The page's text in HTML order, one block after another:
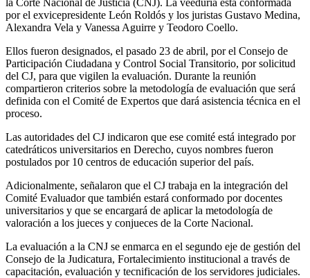
por el exvicepresidente León Roldós y los juristas Gustavo Medina,
Alexandra Vela y Vanessa Aguirre y Teodoro Coello.
Ellos fueron designados, el pasado 23 de abril, por el Consejo de
Participación Ciudadana y Control Social Transitorio, por solicitud
del CJ, para que vigilen la evaluación. Durante la reunión
compartieron criterios sobre la metodología de evaluación que será
definida con el Comité de Expertos que dará asistencia técnica en el
proceso.
Las autoridades del CJ indicaron que ese comité está integrado por
catedráticos universitarios en Derecho, cuyos nombres fueron
postulados por 10 centros de educación superior del país.
Adicionalmente, señalaron que el CJ trabaja en la integración del
Comité Evaluador que también estará conformado por docentes
universitarios y que se encargará de aplicar la metodología de
valoración a los jueces y conjueces de la Corte Nacional.
La evaluación a la CNJ se enmarca en el segundo eje de gestión del
Consejo de la Judicatura, Fortalecimiento institucional a través de
capacitación, evaluación y tecnificación de los servidores judiciales.